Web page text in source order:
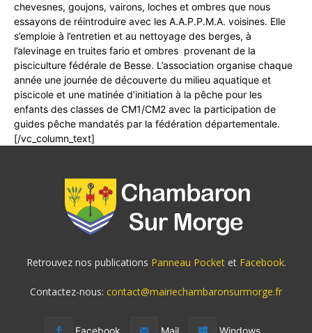
chevesnes, goujons, vairons, loches et ombres que nous
essayons de réintroduire avec les A.A.P.P.M.A. voisines. Elle
s’emploie à l’entretien et au nettoyage des berges, à
l’alevinage en truites fario et ombres provenant de la
pisciculture fédérale de Besse. L’association organise chaque
année une journée de découverte du milieu aquatique et
piscicole et une matinée d’initiation à la pêche pour les
enfants des classes de CM1/CM2 avec la participation de
guides pêche mandatés par la fédération départementale.
[/vc_column_text]
Retrouvez nos publications Panneau Pocketet Facebook.
Contactez-nous: contact@mairiechambaronsurmorge.fr
Facebook Mail Windows